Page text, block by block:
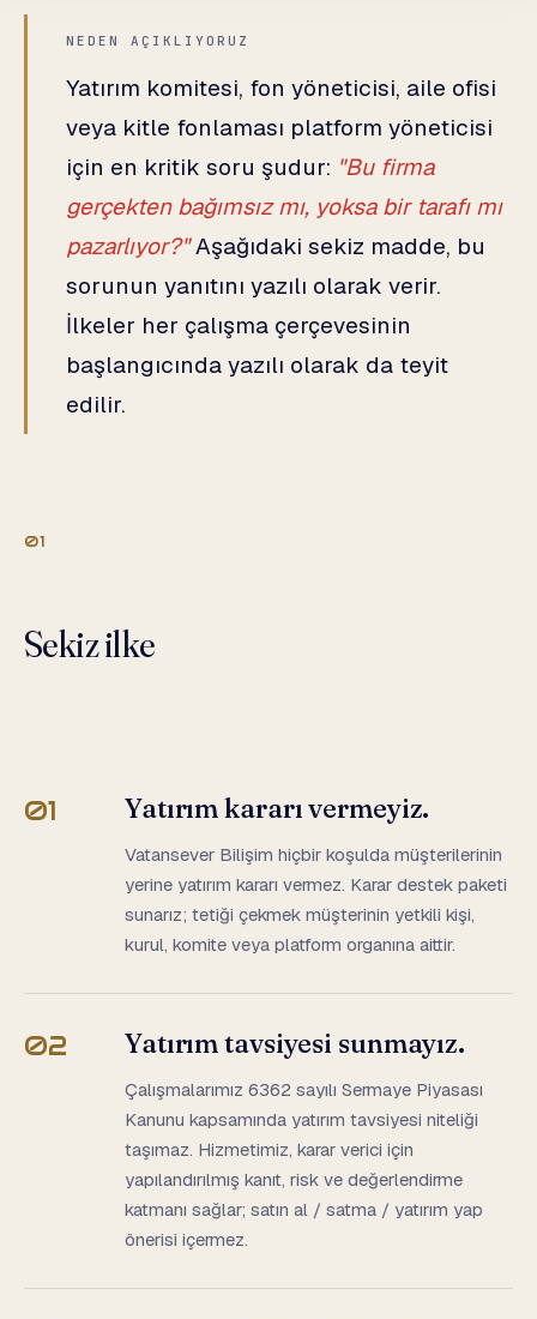
NEDEN AÇIKLIYORUZ
Yatırım komitesi, fon yöneticisi, aile ofisi
veya kitle fonlaması platform yöneticisi
için en kritik soru şudur: "Bu firma
gerçekten bağımsız mı, yoksa bir tarafı mı
pazarlıyor?"Aşağıdaki sekiz madde, bu
sorunun yanıtını yazılı olarak verir.
İlkeler her çalışma çerçevesinin
başlangıcında yazılı olarak da teyit
edilir.
01
Sekiz ilke
01 Yatırım kararı vermeyiz.
Vatansever Bilişim hiçbir koşulda müşterilerinin
yerine yatırım kararı vermez. Karar destek paketi
sunarız; tetiği çekmek müşterinin yetkili kişi,
kurul, komite veya platform organına aittir.
02 Yatırım tavsiyesi sunmayız.
Çalışmalarımız 6362 sayılı Sermaye Piyasası
Kanunu kapsamında yatırım tavsiyesi niteliği
taşımaz. Hizmetimiz, karar verici için
yapılandırılmış kanıt, risk ve değerlendirme
katmanı sağlar; satın al / satma / yatırım yap
önerisi içermez.